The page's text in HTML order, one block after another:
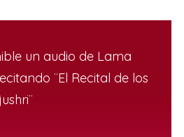
un audio de Lama
¨El Recital de los